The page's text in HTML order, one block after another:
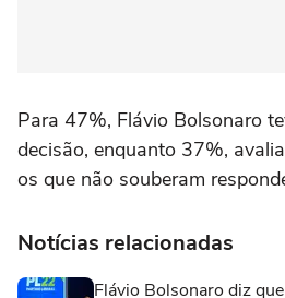
Para 47%, Flávio Bolsonaro
decisão, enquanto 37%,
os que não souberam
Notícias relacionadas
Flávio Bolsonaro diz